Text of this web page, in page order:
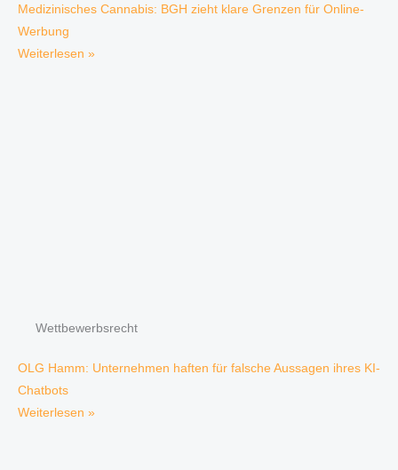
Medizinisches Cannabis: BGH zieht klare Grenzen für Online-
Werbung
Weiterlesen »
Wettbewerbsrecht
OLG Hamm: Unternehmen haften für falsche Aussagen ihres KI-
Chatbots
Weiterlesen »